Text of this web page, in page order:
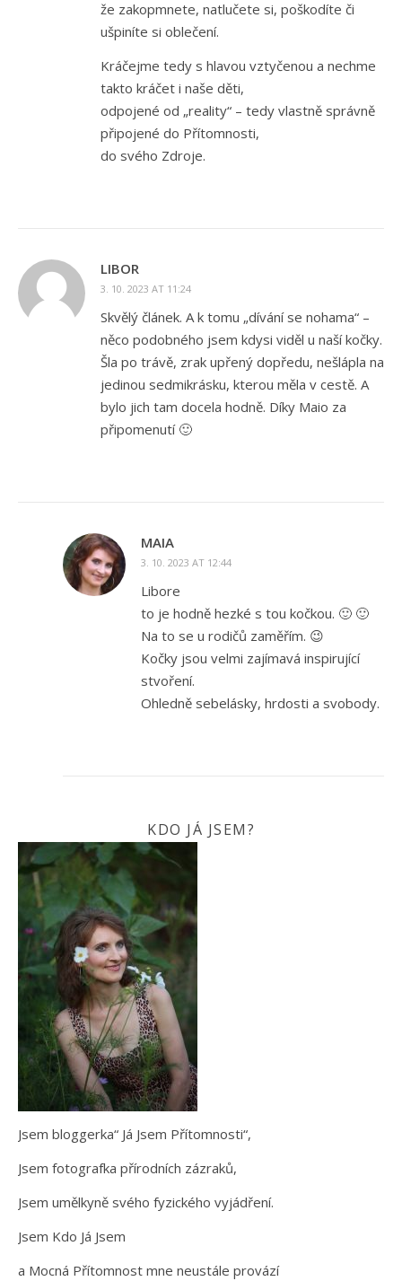
že zakopmnete, natlučete si, poškodíte či
ušpiníte si oblečení.
Kráčejme tedy s hlavou vztyčenou a nechme
takto kráčet i naše děti,
odpojené od „reality“ – tedy vlastně správně
připojené do Přítomnosti,
do svého Zdroje.
LIBOR
3. 10. 2023 AT 11:24
Skvělý článek. A k tomu „dívání se nohama“ –
něco podobného jsem kdysi viděl u naší kočky.
Šla po trávě, zrak upřený dopředu, nešlápla na
jedinou sedmikrásku, kterou měla v cestě. A
bylo jich tam docela hodně. Díky Maio za
připomenutí 🙂
MAIA
3. 10. 2023 AT 12:44
Libore
to je hodně hezké s tou kočkou. 🙂 🙂
Na to se u rodičů zaměřím. 😉
Kočky jsou velmi zajímavá inspirující
stvoření.
Ohledně sebelásky, hrdosti a svobody.
KDO JÁ JSEM?
Jsem bloggerka“ Já Jsem Přítomnosti“,
Jsem fotografka přírodních zázraků,
Jsem umělkyně svého fyzického vyjádření.
Jsem Kdo Já Jsem
a Mocná Přítomnost mne neustále provází